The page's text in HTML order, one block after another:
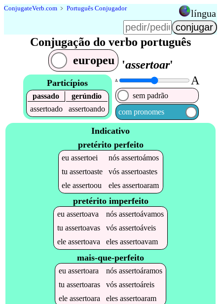
ConjugateVerb.com ﹥ Português Conjugador língua
Conjugação do verbo português
europeu
'assertoar'
Particípios
passado
gerúndio
assertoado
assertoando
A A
sem padrão
com pronomes
Indicativo
pretérito perfeito
euassertoei nósassertoámos
tuassertoaste vósassertoastes
eleassertoou elesassertoaram
pretérito imperfeito
eu assertoava nós assertoávamos
tu assertoavas vós assertoáveis
ele assertoava eles assertoavam
mais-que-perfeito
eu assertoara nós assertoáramos
tu assertoaras vós assertoáreis
ele assertoara eles assertoaram